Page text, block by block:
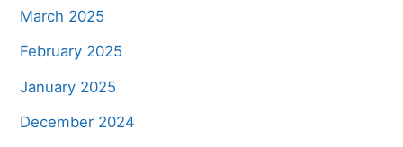
March 2025
February 2025
January 2025
December 2024